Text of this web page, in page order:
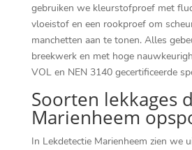
gebruiken we kleurstofproef met
vloeistof en een rookproef om
manchetten aan te tonen.​ Alles
breekwerk en met hoge
VOL en NEN 3140 gecertificeerde
Soorten lekkages
Marienheem
In Lekdetectie Marienheem zien we